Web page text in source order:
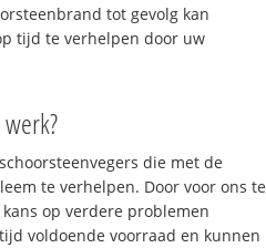
tot gevolg kan
tijd te verhelpen door uw
die met de
te verhelpen. Door voor ons te
op verdere problemen
voldoende voorraad en kunnen